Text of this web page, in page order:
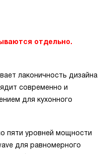
отдельно.
лаконичность дизайна
современно и
для кухонного
пяти уровней мощности
для равномерного